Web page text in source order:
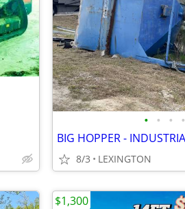
• • • •
8/3 LEXINGTON
$1,300